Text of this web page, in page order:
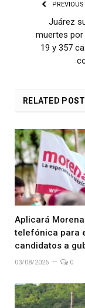
Juárez
muertes por
19 y 357
RELATED
Aplicará
telefónica para
candidatos a
03/08/2026 0